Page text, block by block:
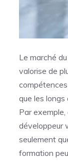
Le marché
valorise de
que les longs
Par exemple,
développeur
seulement
formation